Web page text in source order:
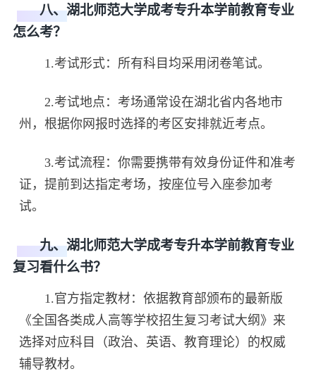
八、湖北师范大学成考专升本学前教育专业
怎么考？
1.考试形式：所有科目均采用闭卷笔试。
2.考试地点：考场通常设在湖北省内各地市
州，根据你网报时选择的考区安排就近考点。
3.考试流程：你需要携带有效身份证件和准考
证，提前到达指定考场，按座位号入座参加考
试。
九、湖北师范大学成考专升本学前教育专业
复习看什么书？
1.官方指定教材：依据教育部颁布的最新版
《全国各类成人高等学校招生复习考试大纲》来
选择对应科目（政治、英语、教育理论）的权威
辅导教材。